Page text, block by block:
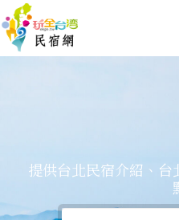
提供台北民宿介紹、